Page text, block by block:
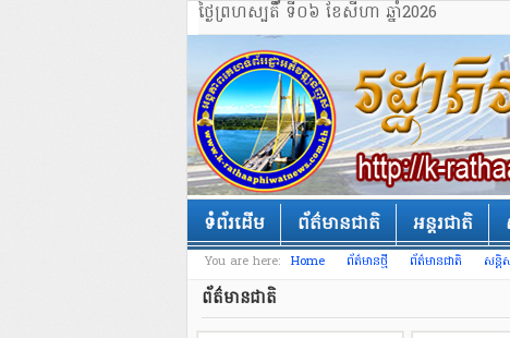
ថ្ងៃព្រហស្បតិ៍័ ទី០៦ ខែសីហា ឆ្នាំ2026
ទំព័រដើម ព័ត៌មានជាតិ អន្តរជាតិ
You are here: Home ព័ត៌មានថ្មី ព័ត៌មានជាតិ សន្តិ
ព័ត៌មានជាតិ